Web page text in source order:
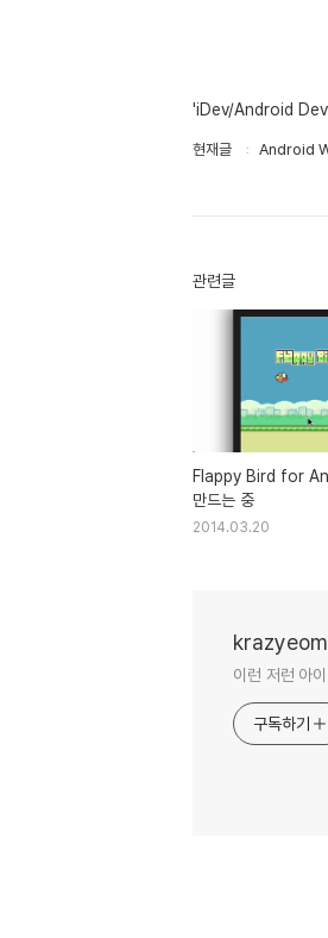
'iDev/Android
현재글 Android
관련글
Flappy Bird for
만드는 중
2014.03.20
이런 저런 아
구독하기